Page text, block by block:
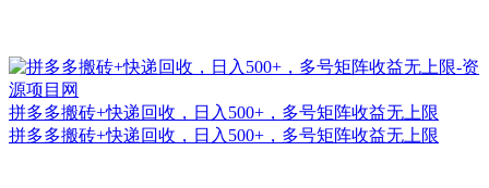
拼多多搬砖+快递回收，日入500+，多号矩阵收益无上限
拼多多搬砖+快递回收，日入500+，多号矩阵收益无上限